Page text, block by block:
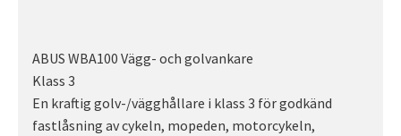
ABUS WBA100 Vägg- och golvankare
Klass 3
En kraftig golv-/vägghållare i klass 3 för godkänd
fastlåsning av cykeln, mopeden, motorcykeln,